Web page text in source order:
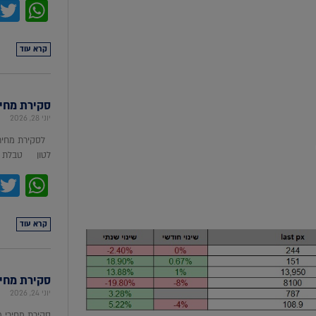
קרא עוד
סקירת מחירי
יוני 28, 2026
לסקירת
לטון טבלת
קרא עוד
סקירת מחירי
יוני 24, 2026